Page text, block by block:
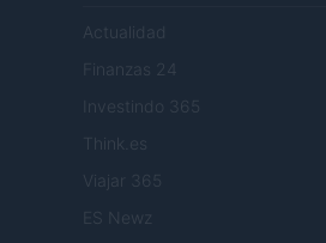
Actualidad
Finanzas 24
Investindo 365
Think.es
Viajar 365
ES Newz